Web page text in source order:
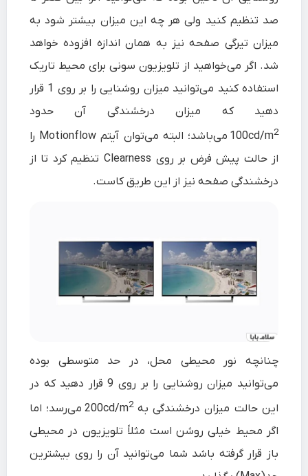
صد تنظیم کنید ولی هر چه این میزان بیشتر شود به
میزان تیرگی صفحه نیز به همان اندازه افزوده خواهد
شد. اگر می‌خواهید از تلویزیون سونی برای محیط تاریک
استفاده کنید می‌توانید میزان روشنایی را بر روی 1 قرار
دهید که میزان درخشندگی آن حدود
100cd/m2
می‌باشد؛ البته می‌توان آیتم Motionflow را
از حالت پیش فرض بر روی Clearness تنظیم کرد تا از
درخشندگی صفحه نیز از این طریق کاست.
چنانچه نور محیطی محل، در حد متوسطی بوده
می‌توانید میزان روشنایی را بر روی 9 قرار دهید که در
این حالت میزان درخشندگی به 200cd/m2
می‌رسد؛ اما
اگر محیط خیلی روشن است مثلاً تلویزیون در محیطی
باز قرار گرفته باشد شما می‌توانید آن را روی بیشترین